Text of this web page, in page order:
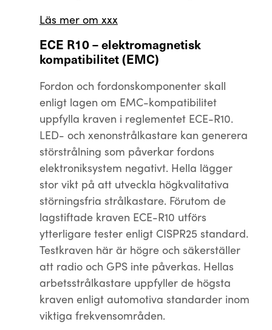
Läs mer om xxx
ECE R10 – elektromagnetisk
kompatibilitet (EMC)
Fordon och fordonskomponenter skall
enligt lagen om EMC-kompatibilitet
uppfylla kraven i reglementet ECE-R10.
LED- och xenonstrålkastare kan generera
störstrålning som påverkar fordons
elektroniksystem negativt. Hella lägger
stor vikt på att utveckla högkvalitativa
störningsfria strålkastare. Förutom de
lagstiftade kraven ECE-R10 utförs
ytterligare tester enligt CISPR25 standard.
Testkraven här är högre och säkerställer
att radio och GPS inte påverkas. Hellas
arbetsstrålkastare uppfyller de högsta
kraven enligt automotiva standarder inom
viktiga frekvensområden.